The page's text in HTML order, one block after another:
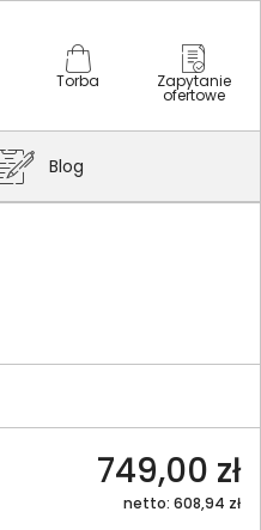
Torba Zapytanie
ofertowe
Blog
749,00 zł
netto: 608,94 zł